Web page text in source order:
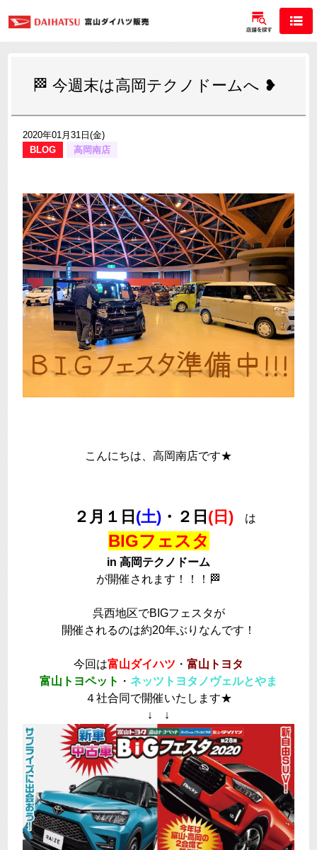
🏁 今週末は高岡テクノドームへ ❥
2020年01月31日(金)
BLOG
高岡南店
こんにちは、高岡南店です★
２月１日 (土) ・２日 (日) は
BIGフェスタ
in 高岡テクノドーム
が開催されます！！！🏁
呉西地区でBIGフェスタが
開催されるのは約20年ぶりなんです！
今回は富山ダイハツ ・ 富山トヨタ
富山トヨペット ・ ネッツトヨタノヴェルとやま
４社合同で開催いたします★
↓ ↓